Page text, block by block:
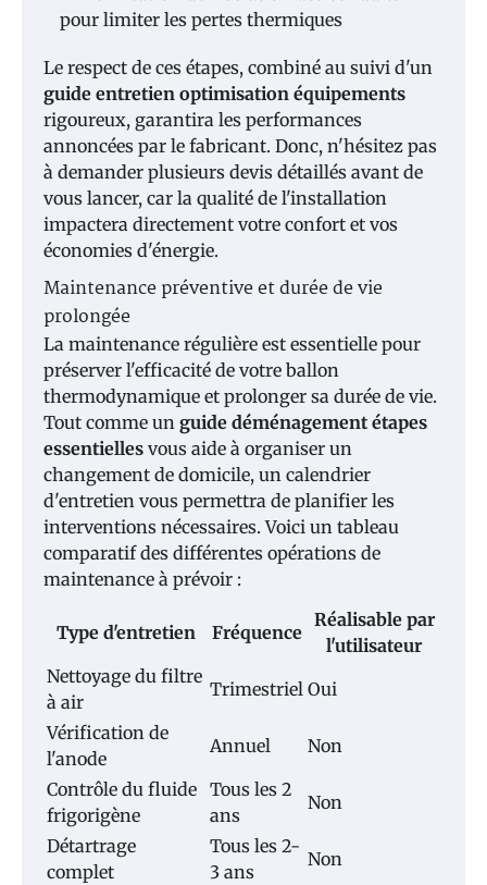
pour limiter les pertes thermiques
Le respect de ces étapes, combiné au suivi d'un
guide entretien optimisation équipements
rigoureux, garantira les performances
annoncées par le fabricant. Donc, n'hésitez pas
à demander plusieurs devis détaillés avant de
vous lancer, car la qualité de l'installation
impactera directement votre confort et vos
économies d'énergie.
Maintenance préventive et durée de vie
prolongée
La maintenance régulière est essentielle pour
préserver l'efficacité de votre ballon
thermodynamique et prolonger sa durée de vie.
Tout comme un guide déménagement étapes
essentielles vous aide à organiser un
changement de domicile, un calendrier
d'entretien vous permettra de planifier les
interventions nécessaires. Voici un tableau
comparatif des différentes opérations de
maintenance à prévoir :
Type d'entretien Fréquence
Réalisable par
l'utilisateur
Nettoyage du filtre
à air
Trimestriel Oui
Vérification de
l'anode
Annuel
Non
Contrôle du fluide
frigorigène
Tous les 2
ans
Non
Détartrage
complet
Tous les 2-
3 ans
Non